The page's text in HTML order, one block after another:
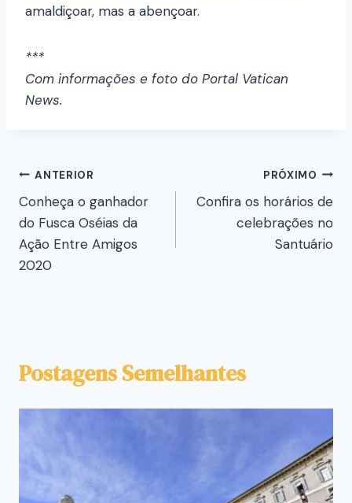
amaldiçoar, mas a abençoar.
***
Com informações e foto do Portal Vatican
News.
ANTERIOR
Conheça o ganhador
do Fusca Oséias da
Ação Entre Amigos
2020
PRÓXIMO
Confira os horários de
celebrações no
Santuário
Postagens Semelhantes